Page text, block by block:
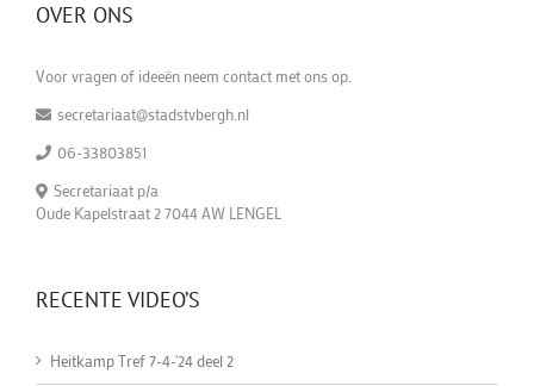
OVER ONS
Voor vragen of ideeën neem contact met ons op.
secretariaat@stadstvbergh.nl
06-33803851
Secretariaat p/a
Oude Kapelstraat 2 7044 AW LENGEL
RECENTE VIDEO’S
Heitkamp Tref 7-4-'24 deel 2